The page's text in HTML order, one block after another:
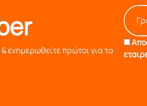
ενημερωθείτε πρώτοι για τα